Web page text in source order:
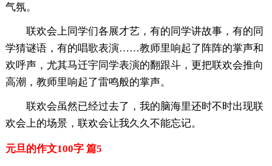
气氛。
联欢会上同学们各展才艺，有的同学讲故事，有的同
学猜谜语，有的唱歌表演……教师里响起了阵阵的掌声和
欢呼声，尤其马迁宇同学表演的翻跟斗，更把联欢会推向
高潮，教师里响起了雷鸣般的掌声。
联欢会虽然已经过去了，我的脑海里还时不时出现联
欢会上的场景，联欢会让我久久不能忘记。
元旦的作文100字 篇5